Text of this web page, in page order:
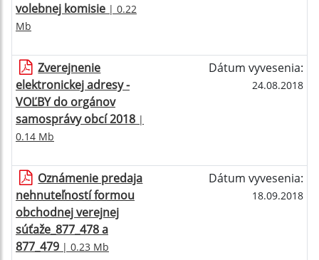
volebnej komisie | 0.22
Mb
Zverejnenie
elektronickej adresy -
VOĽBY do orgánov
samosprávy obcí 2018 |
0.14 Mb
Dátum vyvesenia:
24.08.2018
Oznámenie predaja
nehnuteľností formou
obchodnej verejnej
súťaže_877_478 a
877_479 | 0.23 Mb
Dátum vyvesenia:
18.09.2018